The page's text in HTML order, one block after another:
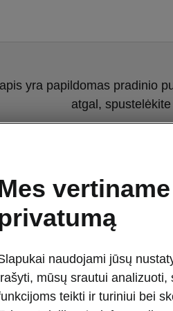
yra papildomas pradinio
atgal,
naudojami jūsų
mūsų srautui
teikti ir turiniui bei